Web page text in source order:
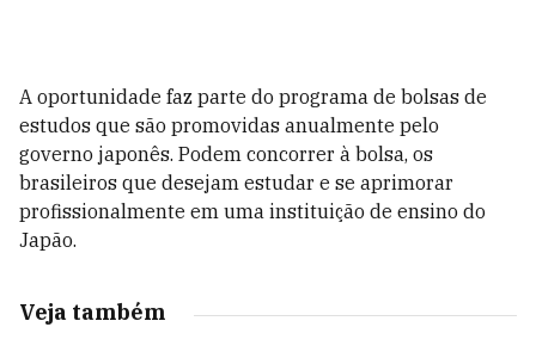
A oportunidade faz parte do programa de bolsas de
estudos que são promovidas anualmente pelo
governo japonês. Podem concorrer à bolsa, os
brasileiros que desejam estudar e se aprimorar
profissionalmente em uma instituição de ensino do
Japão.
Veja também